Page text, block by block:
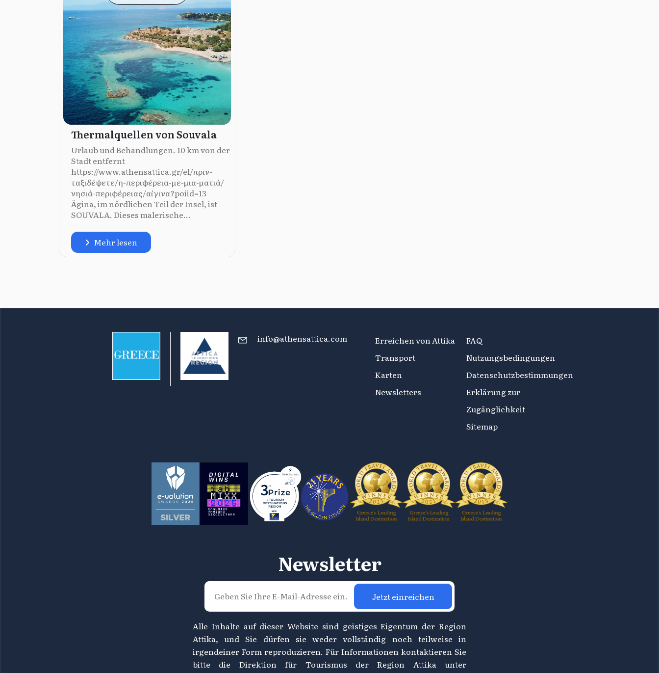
Thermalquellen von Souvala
Urlaub und Behandlungen. 10 km von der
Stadt entfernt
https://www.athensattica.gr/el/πριν-
ταξιδέψετε/η-περιφέρεια-με-μια-ματιά/
νησιά-περιφέρειας/αίγινα?poiid=13
Ägina, im nördlichen Teil der Insel, ist
SOUVALA. Dieses malerische...
Mehr lesen
info@athensattica.com
Erreichen von Attika
Transport
Karten
Newsletters
FAQ
Nutzungsbedingungen
Datenschutzbestimmungen
Erklärung zur
Zugänglichkeit
Sitemap
Newsletter
Jetzt einreichen
Alle Inhalte auf dieser Website sind geistiges Eigentum der Region
Attika, und Sie dürfen sie weder vollständig noch teilweise in
irgendeiner Form reproduzieren. Für Informationen kontaktieren Sie
bitte die Direktion für Tourismus der Region Attika unter